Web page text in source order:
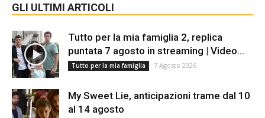
GLI ULTIMI ARTICOLI
Tutto per la mia famiglia 2, replica
puntata 7 agosto in streaming | Video...
Tutto per la mia famiglia 7 Agosto 2026
My Sweet Lie, anticipazioni trame dal 10
al 14 agosto